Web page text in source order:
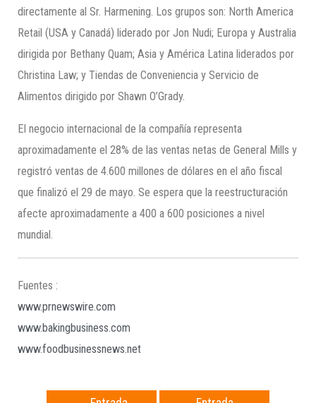
directamente al Sr. Harmening. Los grupos son: North America
Retail (USA y Canadá) liderado por Jon Nudi; Europa y Australia
dirigida por Bethany Quam; Asia y América Latina liderados por
Christina Law; y Tiendas de Conveniencia y Servicio de
Alimentos dirigido por Shawn O’Grady.
El negocio internacional de la compañía representa
aproximadamente el 28% de las ventas netas de General Mills y
registró ventas de 4.600 millones de dólares en el año fiscal
que finalizó el 29 de mayo. Se espera que la reestructuración
afecte aproximadamente a 400 a 600 posiciones a nivel
mundial.
Fuentes :
www.prnewswire.com
www.bakingbusiness.com
www.foodbusinessnews.net